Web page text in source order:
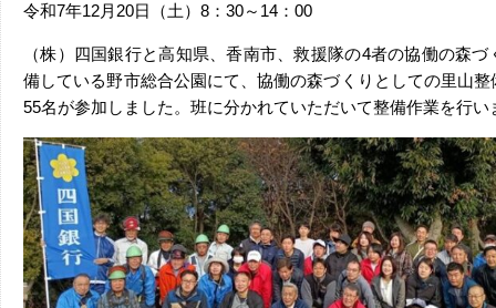
令和7年12月20日（土）8：30～14：00
（株）四国銀行と高知県、香南市、救援隊の4者の協働の森
備している野市総合公園にて、協働の森づくりとしての里山
55名が参加しました。班に分かれていただいて整備作業を行い